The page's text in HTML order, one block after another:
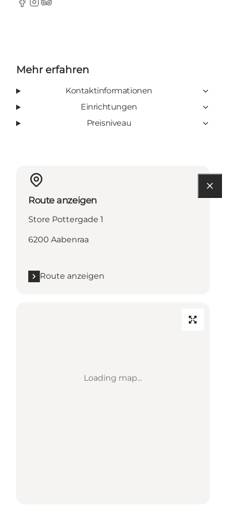
Facebook
Instagram
TripAdvisor
Mehr erfahren
Kontaktinformationen
Einrichtungen
Preisniveau
Route anzeigen
Store Pottergade 1
6200 Aabenraa
Route anzeigen
Loading map...